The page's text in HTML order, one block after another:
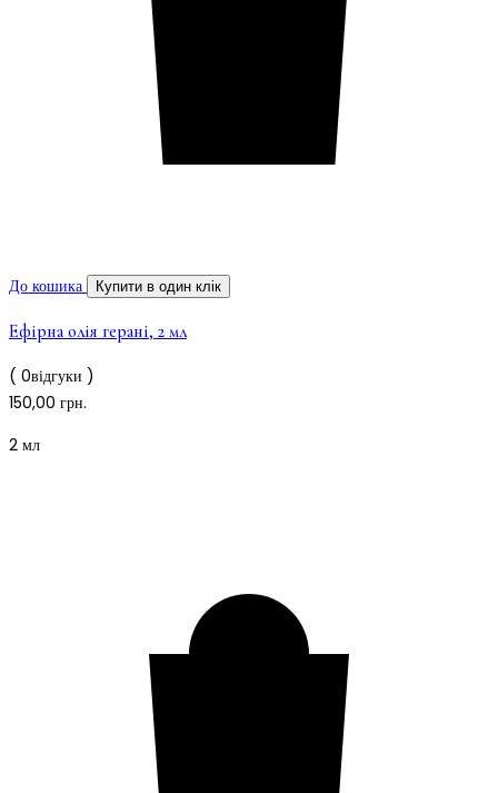
До кошика Купити в один клік
Ефірна олія герані, 2 мл
( 0відгуки )
150,00 грн.
2 мл